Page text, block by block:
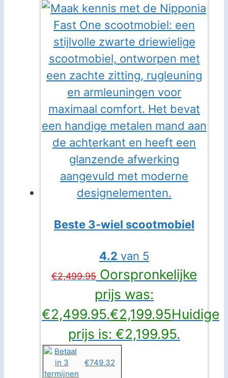
Beste 3-wiel scootmobiel
4.2 van 5
€2,499.95 Oorspronkelijke
prijs was:
€2,499.95.€2,199.95Huidige
prijs is: €2,199.95.
€749.32